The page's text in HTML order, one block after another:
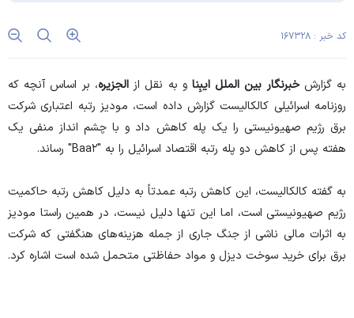
کد خبر : ۱۶۷۳۲۸
به گزارشخبرنگار بین المللایبِنا و به نقل ازالجزیره، بر اساس آنچه که
روزنامه اسرائیلی کالکالیست گزارش داده است، مودیز رتبه اعتباری شرکت
برق رژیم صهیونیستی را یک پله کاهش داد و با چشم انداز منفی یک
هفته پس از کاهش دو پله رتبه اقتصاد اسرائیل را به "Baa۲" رساند.
به گفته کالکالیست، این کاهش رتبه عمدتاً به دلیل کاهش رتبه حاکمیت
رژیم صهیونیستی است، اما این تنها دلیل نیست، در همین راستا مودیز
به اثرات مالی ناشی از جنگ جاری از جمله هزینه‌های هنگفتی که شرکت
برق برای خرید سوخت دیزل و مواد حفاظتی متحمل شده است اشاره کرد.